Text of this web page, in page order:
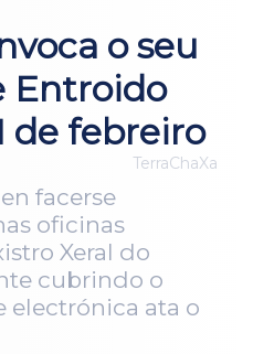
o seu
Entroido
de febreiro
TerraChaXa
facerse
oficinas
Xeral do
cubrindo o
electrónica ata o